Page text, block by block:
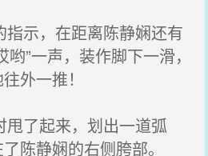
示，在距离陈静娴还有
”一声，装作脚下一滑，
外一推！
了起来，划出一道弧
陈静娴的右侧胯部。